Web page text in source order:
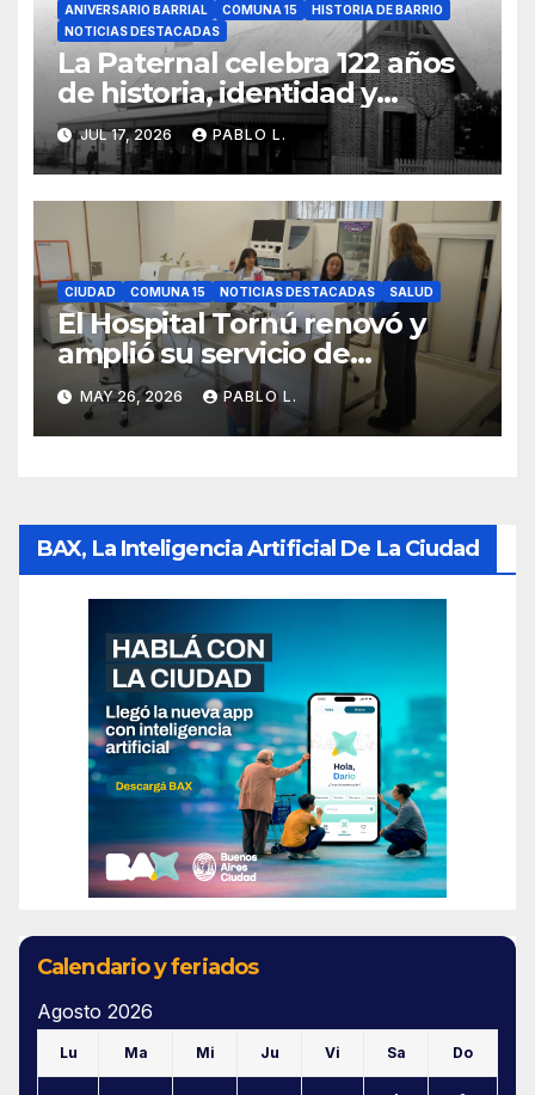
ANIVERSARIO BARRIAL COMUNA 15
HISTORIA DE BARRIO
NOTICIAS DESTACADAS
La Paternal celebra 122 años
de historia, identidad y
memoria barrial
JUL 17, 2026 PABLO L.
CIUDAD COMUNA 15 NOTICIAS DESTACADAS SALUD
El Hospital Tornú renovó y
amplió su servicio de
Anatomía Patológica en
Parque Chas
MAY 26, 2026 PABLO L.
BAX, La Inteligencia Artificial De La Ciudad
Calendario y feriados
Agosto 2026
Lu Ma Mi Ju Vi Sa Do